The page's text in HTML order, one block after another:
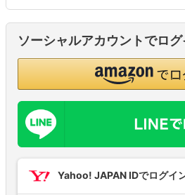
ソーシャルアカウントでロ
Yahoo! JAPAN IDでログイ